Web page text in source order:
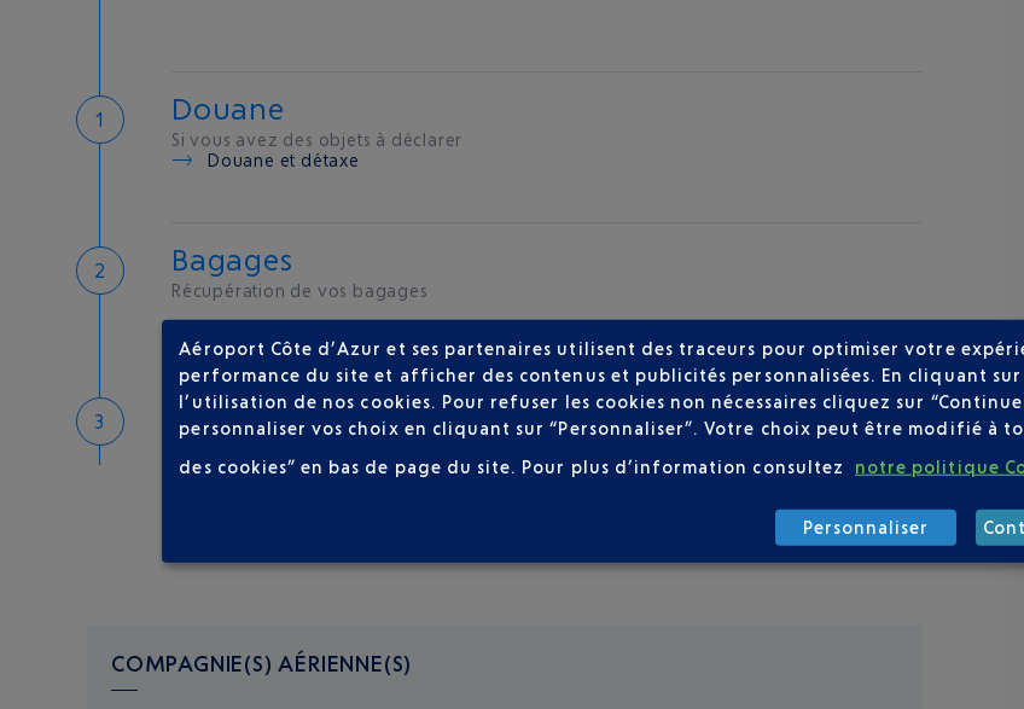
Douane
Si vous avez des objets à déclarer
Douane et détaxe
Bagages
Récupération de vos bagages
Bienvenue sur la Côte d'Azur
Hôtels de proximité 30 °C
COMPAGNIE(S) AÉRIENNE(S)
Aéroport Côte d’Azur et ses partenaires utilisent des traceurs pour optimiser votre
performance du site et afficher des contenus et publicités personnalisées. En cliquant
l’utilisation de nos cookies. Pour refuser les cookies non nécessaires cliquez sur
personnaliser vos choix en cliquant sur “Personnaliser”. Votre choix peut être modifié à
des cookies” en bas de page du site. Pour plus d’information consultez notre politique
Personnaliser